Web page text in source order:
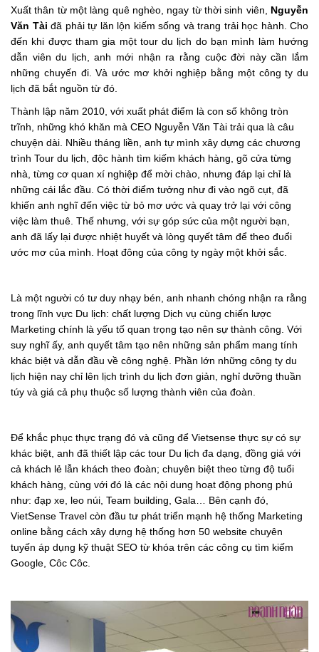
Xuất thân từ một làng quê nghèo, ngay từ thời sinh viên, Nguyễn
Văn Tài đã phải tự lăn lộn kiếm sống và trang trải học hành. Cho
đến khi được tham gia một tour du lịch do bạn mình làm hướng
dẫn viên du lịch, anh mới nhận ra rằng cuộc đời này cần lắm
những chuyến đi. Và ước mơ khởi nghiệp bằng một công ty du
lịch đã bắt nguồn từ đó.
Thành lập năm 2010, với xuất phát điểm là con số không tròn
trĩnh, những khó khăn mà CEO Nguyễn Văn Tài trải qua là câu
chuyện dài. Nhiều tháng liền, anh tự mình xây dựng các chương
trình Tour du lịch, độc hành tìm kiếm khách hàng, gõ cửa từng
nhà, từng cơ quan xí nghiệp để mời chào, nhưng đáp lại chỉ là
những cái lắc đầu. Có thời điểm tưởng như đi vào ngõ cụt, đã
khiến anh nghĩ đến việc từ bỏ mơ ước và quay trở lại với công
việc làm thuê. Thế nhưng, với sự góp sức của một người bạn,
anh đã lấy lại được nhiệt huyết và lòng quyết tâm để theo đuổi
ước mơ của mình. Hoạt đông của công ty ngày một khởi sắc.
Là một người có tư duy nhạy bén, anh nhanh chóng nhận ra rằng
trong lĩnh vực Du lịch: chất lượng Dịch vụ cùng chiến lược
Marketing chính là yếu tố quan trọng tạo nên sự thành công. Với
suy nghĩ ấy, anh quyết tâm tạo nên những sản phẩm mang tính
khác biệt và dẫn đầu về công nghệ. Phần lớn những công ty du
lịch hiện nay chỉ lên lịch trình du lịch đơn giản, nghỉ dưỡng thuần
túy và giá cả phụ thuộc số lượng thành viên của đoàn.
Để khắc phục thực trạng đó và cũng để Vietsense thực sự có sự
khác biệt, anh đã thiết lập các tour Du lịch đa dạng, đồng giá với
cả khách lẻ lẫn khách theo đoàn; chuyên biệt theo từng độ tuổi
khách hàng, cùng với đó là các nội dung hoạt động phong phú
như: đạp xe, leo núi, Team building, Gala… Bên cạnh đó,
VietSense Travel còn đầu tư phát triển mạnh hệ thống Marketing
online bằng cách xây dựng hệ thống hơn 50 website chuyên
tuyến áp dụng kỹ thuật SEO từ khóa trên các công cụ tìm kiếm
Google, Côc Côc.